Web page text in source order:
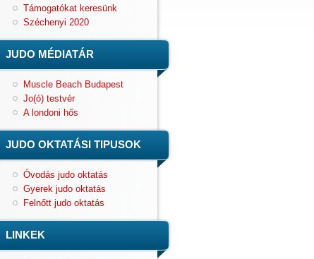
Támogatókat keresünk
Széchenyi 2020
JUDO MÉDIATÁR
Muscle Beach Budapest
Jo(ó) testvér
A londoni hős
JUDO OKTATÁSI TIPUSOK
Óvodás judo oktatás
Gyerek judo oktatás
Felnőtt judo oktatás
LINKEK